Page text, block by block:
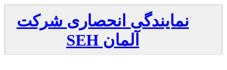
نمایندگی انحصاری شرکت
SEH آلمان